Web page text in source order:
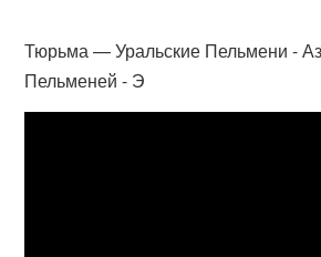
Тюрьма — Уральские Пельмени -
Пельменей - Э